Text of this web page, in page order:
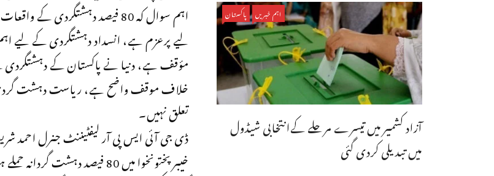
اہم سوال کہ 80 فیصد
لیے پرعزم ہے، انسداد دہشتگردی کے لیے
مؤقف ہے، دنیا نے پاکستان کے
خلاف موقف واضح ہے، ریاست دہشت گردی
تعلق نہیں۔
خیبرپختونخوا میں 80 فیصد
اہم خبریں پاکستان
آزاد کشمیر میں تیسرے مرحلے کےانتخابی شیڈول
میں تبدیلی کردی گئی